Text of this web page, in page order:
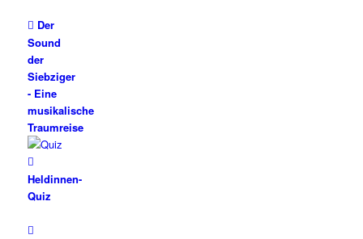
Der
Sound
der
Siebziger
- Eine
musikalische
Traumreise
Heldinnen-
Quiz